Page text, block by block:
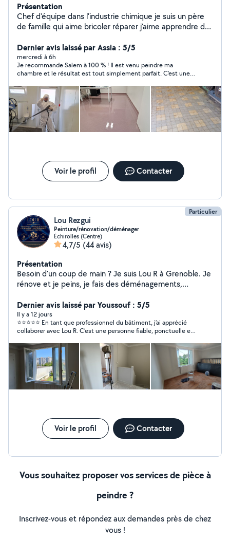
Présentation
Chef d'équipe dans l'industrie chimique je suis un père
de famille qui aime bricoler réparer j'aime apprendre de
de tringles spécialisé dans le nettoyage industriel ou aux
particuliers sérieux et rigoureux.
Dernier avis laissé par Assia : 5/5
mercredi à 6h
Je recommande Salem à 100 % ! Il est venu peindre ma
chambre et le résultat est tout simplement parfait. C'est une
surtout avec la main sur le cœur. Il veut bien faire les choses et
on sent qu'il tient vraiment à satisfaire ses clients. Un grand
merci à Salem pour son excellent travail et sa gentillesse. Je
n'hésiterai pas à faire de nouveau appel à ses services et je le
recommande les yeux fermés !
Voir le profil Contacter
Particulier
Lou Rezgui
Peinture/rénovation/déménager
Échirolles (Centre)
4,7/5 (44 avis)
Présentation
Besoin d'un coup de main ? Je suis Lou R à Grenoble. Je
rénove et je peins, je fais des déménagements,
avec soin. Travail propre, ponctuel et tarifs clairs.
Disponible [jours/heures] devis gratuit sur demande.
Références et photos de chantiers sur mon profil.
Contactez moi pour un rendez vous !
Dernier avis laissé par Youssouf : 5/5
Il y a 12 jours
⭐⭐⭐⭐⭐ En tant que professionnel du bâtiment, j’ai apprécié
collaborer avec Lou R. C’est une personne fiable, ponctuelle et
ambiance et avec le souci du détail. Je recommande sans
hésitation pour tous types de travaux de peinture et de
rénovation. Bonne continuation !
Voir le profil Contacter
Vous souhaitez proposer vos services de pièce à
peindre ?
Inscrivez-vous et répondez aux demandes près de chez
vous !